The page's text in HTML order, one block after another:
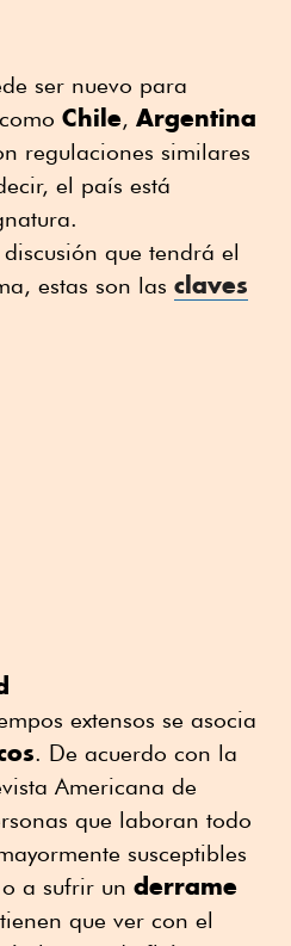
ser nuevo para
Chile, Argentina
regulaciones similares
el país está
que tendrá el
estas son las claves
extensos se asocia
. De acuerdo con la
Americana de
que laboran todo
susceptibles
a sufrir un derrame
que ver con el